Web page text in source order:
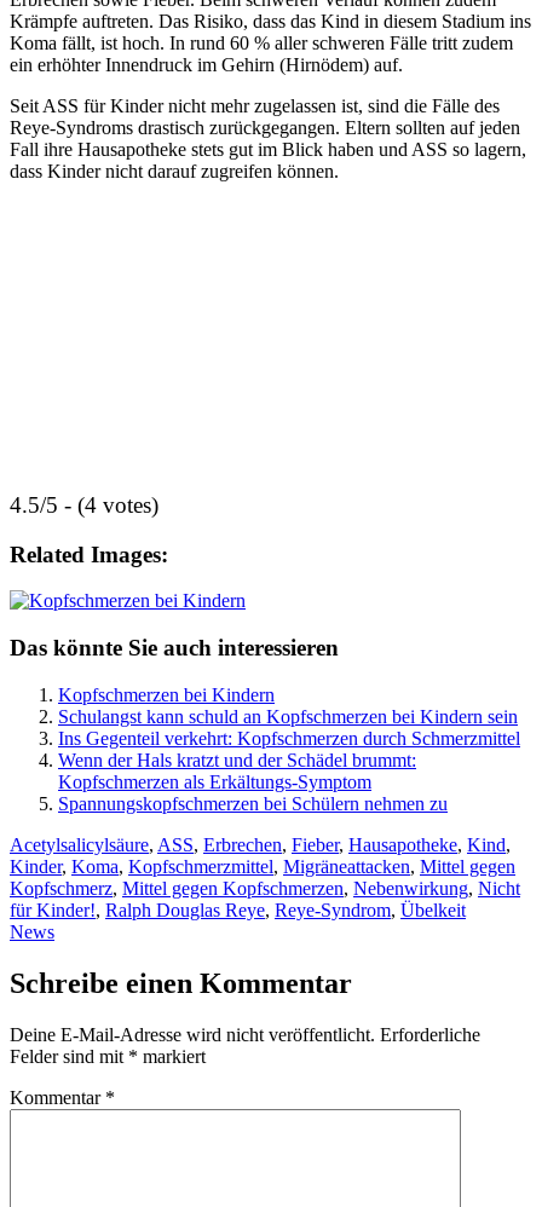
Krämpfe auftreten. Das Risiko, dass das Kind in diesem Stadium ins
Koma fällt, ist hoch. In rund 60 % aller schweren Fälle tritt zudem
ein erhöhter Innendruck im Gehirn (Hirnödem) auf.
Seit ASS für Kinder nicht mehr zugelassen ist, sind die Fälle des
Reye-Syndroms drastisch zurückgegangen. Eltern sollten auf jeden
Fall ihre Hausapotheke stets gut im Blick haben und ASS so lagern,
dass Kinder nicht darauf zugreifen können.
4.5/5 - (4 votes)
Related Images:
Das könnte Sie auch interessieren
Kopfschmerzen bei Kindern
Schulangst kann schuld an Kopfschmerzen bei Kindern sein
Ins Gegenteil verkehrt: Kopfschmerzen durch Schmerzmittel
Wenn der Hals kratzt und der Schädel brummt:
Kopfschmerzen als Erkältungs-Symptom
Spannungskopfschmerzen bei Schülern nehmen zu
Acetylsalicylsäure, ASS, Erbrechen, Fieber, Hausapotheke, Kind,
Kinder, Koma, Kopfschmerzmittel, Migräneattacken, Mittel gegen
Kopfschmerz, Mittel gegen Kopfschmerzen, Nebenwirkung, Nicht
für Kinder!, Ralph Douglas Reye, Reye-Syndrom, Übelkeit
News
Schreibe einen Kommentar
Deine E-Mail-Adresse wird nicht veröffentlicht. Erforderliche
Felder sind mit * markiert
Kommentar *